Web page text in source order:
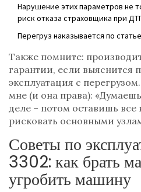
Нарушение этих параметров не
риск отказа страховщика при
Перегруз наказывается по
Также помните:
гарантии, если выяснится
эксплуатация с
мне (и она права):
деле – потом оставишь все
рисковать основными
Советы по
3302: как брать
угробить машину